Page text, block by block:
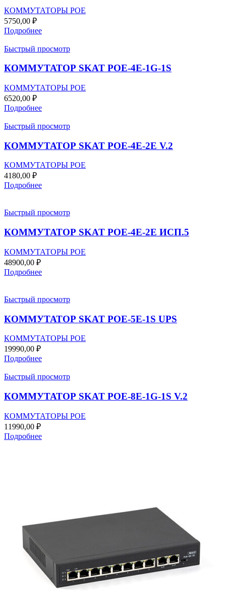
КОММУТАТОРЫ POE
5750,00 ₽
Подробнее
Быстрый просмотр
КОММУТАТОР SKAT POE-4E-1G-1S
КОММУТАТОРЫ POE
6520,00 ₽
Подробнее
Быстрый просмотр
КОММУТАТОР SKAT POE-4E-2E V.2
КОММУТАТОРЫ POE
4180,00 ₽
Подробнее
Быстрый просмотр
КОММУТАТОР SKAT POE-4E-2E ИСП.5
КОММУТАТОРЫ POE
48900,00 ₽
Подробнее
Быстрый просмотр
КОММУТАТОР SKAT POE-5E-1S UPS
КОММУТАТОРЫ POE
19990,00 ₽
Подробнее
Быстрый просмотр
КОММУТАТОР SKAT POE-8E-1G-1S V.2
КОММУТАТОРЫ POE
11990,00 ₽
Подробнее